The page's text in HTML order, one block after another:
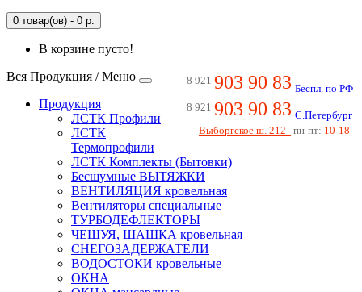
0 товар(ов) - 0 р.
В корзине пусто!
8 921 903 90 83 Беспл. по РФ
8 921 903 90 83 С.Петербург
Выборгское ш. 212
пн-пт: 10-18
Вся Продукция / Меню
Продукция
ЛСТК Профили
ЛСТК
Термопрофили
ЛСТК Комплекты (Бытовки)
Бесшумные ВЫТЯЖКИ
ВЕНТИЛЯЦИЯ кровельная
Вентиляторы специальные
ТУРБОДЕФЛЕКТОРЫ
ЧЕШУЯ, ШАШКА кровельная
СНЕГОЗАДЕРЖАТЕЛИ
ВОДОСТОКИ кровельные
ОКНА